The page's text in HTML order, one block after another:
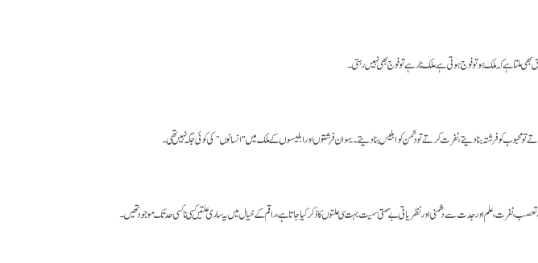
ملتا ہے کہ ملک ہو تو فوج ہوتی ہے، ملک نا رہے تو فوج بھی نہیں رہتی۔
کو فرشتہ بنا دیتے، نفرت کرتے تو دشمن کو ابلیس بنا دیتے۔۔سو ان فرشتوں اور ابلیسوں کے ملک میں "انسانوں” کی کوئی جگہ نہیں تھی۔
نفرت، علم اور جدت سے دشمنی اور نظریاتی بے سمتی سمیت بہت سی علتوں کا ذکر کیا جاتا ہے، راقم کے خیال میں یہ ساری علتیں کسی نا کسی حد تک موجود تھیں۔